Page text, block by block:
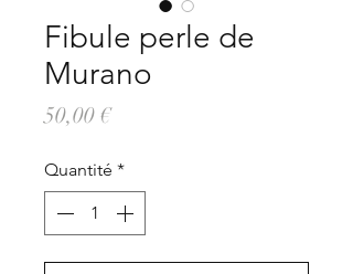
Fibule perle de
Murano
50,00 €Prix
Quantité *